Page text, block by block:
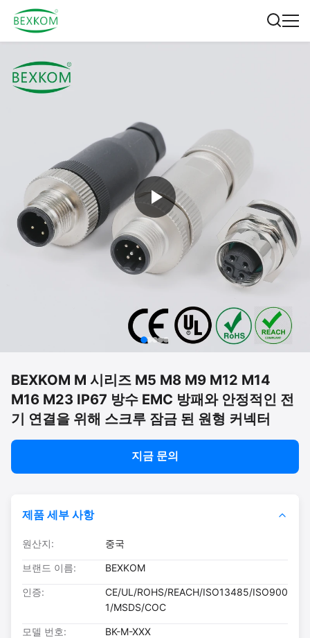
BEXKOM M 시리즈 M5 M8 M9 M12 M14
M16 M23 IP67 방수 EMC 방패와 안정적인 전
기 연결을 위해 스크루 잠금 된 원형 커넥터
지금 문의
제품 세부 사항
원산지: 중국
브랜드 이름: BEXKOM
인증:
CE/UL/ROHS/REACH/ISO13485/ISO900
1/MSDS/COC
모델 번호: BK-M-XXX